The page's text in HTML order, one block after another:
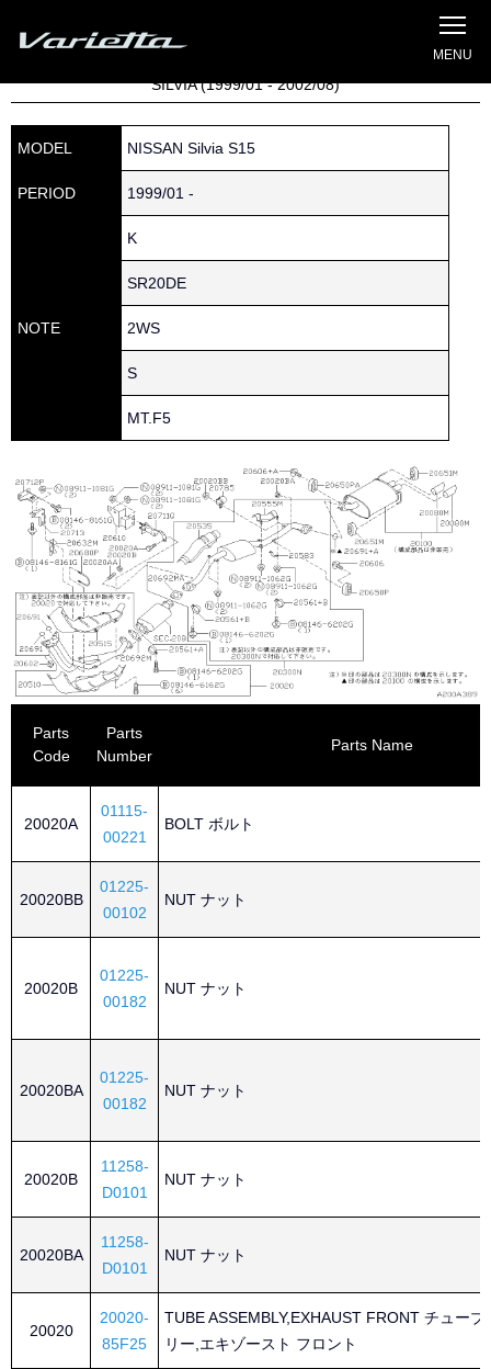
Home
Parts catalog
SILVIA (1999/01 - 2002/08)
MODEL NISSAN Silvia S15
PERIOD 1999/01 -
NOTE
K
SR20DE
2WS
S
MT.F5
Parts
Code
Parts
Number
Parts Name
20020A
01115-
00221
BOLT ボルト
20020BB
01225-
00102
NUT ナット
20020B
01225-
00182
NUT ナット
20020BA
01225-
00182
NUT ナット
20020B
11258-
D0101
NUT ナット
20020BA
11258-
D0101
NUT ナット
20020
20020-
85F25
TUBE ASSEMBLY,EXHAUST FRONT チュー
リー,エキゾースト フロント